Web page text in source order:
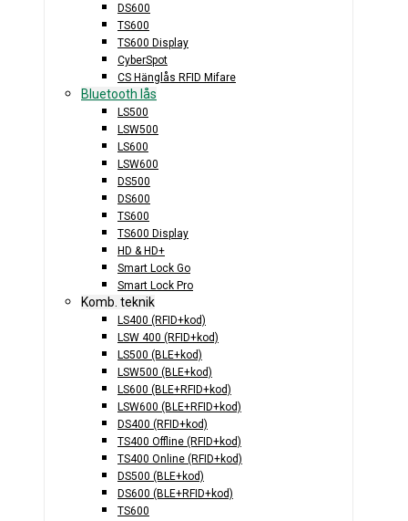
DS600
TS600
TS600 Display
CyberSpot
CS Hänglås RFID Mifare
Bluetooth lås
LS500
LSW500
LS600
LSW600
DS500
DS600
TS600
TS600 Display
HD & HD+
Smart Lock Go
Smart Lock Pro
Komb. teknik
LS400 (RFID+kod)
LSW 400 (RFID+kod)
LS500 (BLE+kod)
LSW500 (BLE+kod)
LS600 (BLE+RFID+kod)
LSW600 (BLE+RFID+kod)
DS400 (RFID+kod)
TS400 Offline (RFID+kod)
TS400 Online (RFID+kod)
DS500 (BLE+kod)
DS600 (BLE+RFID+kod)
TS600